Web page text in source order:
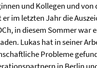
und Kollegen und
im letzten Jahr die
in diesem Sommer
Lukas hat in seiner
Probleme